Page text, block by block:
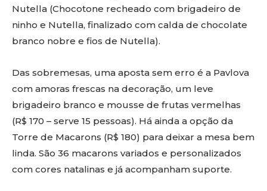
Nutella (Chocotone recheado com brigadeiro de
ninho e Nutella, finalizado com calda de chocolate
branco nobre e fios de Nutella).
Das sobremesas, uma aposta sem erro é a Pavlova
com amoras frescas na decoração, um leve
brigadeiro branco e mousse de frutas vermelhas
(R$ 170 – serve 15 pessoas). Há ainda a opção da
Torre de Macarons (R$ 180) para deixar a mesa bem
linda. São 36 macarons variados e personalizados
com cores natalinas e já acompanham suporte.